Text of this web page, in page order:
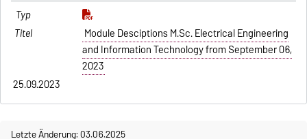
Module Desciptions M.Sc. Electrical Engineering
and Information Technology from September 06,
2023
25.09.2023
Letzte Änderung: 03.06.2025